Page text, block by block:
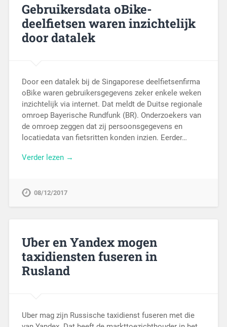
Gebruikersdata oBike-
deelfietsen waren inzichtelijk
door datalek
Door een datalek bij de Singaporese deelfietsenfirma
oBike waren gebruikersgegevens zeker enkele weken
inzichtelijk via internet. Dat meldt de Duitse regionale
omroep Bayerische Rundfunk (BR). Onderzoekers van
de omroep zeggen dat zij persoonsgegevens en
locatiedata van fietsritten konden inzien. Eerder…
Verder lezen →
08/12/2017
Uber en Yandex mogen
taxidiensten fuseren in
Rusland
Uber mag zijn Russische taxidienst fuseren met die